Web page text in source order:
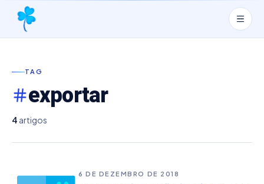
TAG
exportar
4 artigos
6 DE DEZEMBRO DE 2018